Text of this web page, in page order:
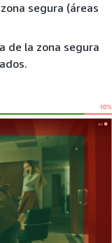
segura (áreas
de la zona segura